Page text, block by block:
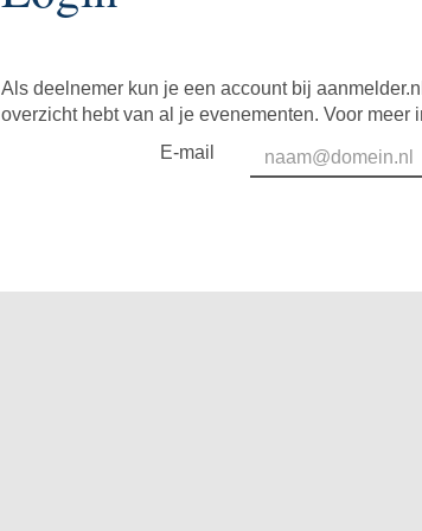
Als deelnemer kun je een account bij
overzicht hebt van al je evenementen. Voor meer
E-mail